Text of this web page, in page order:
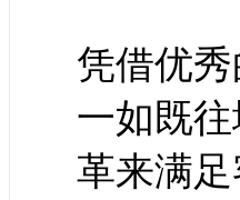
凭借优
一如既
革来满